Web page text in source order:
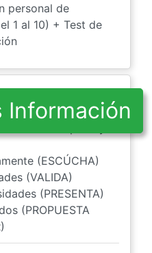
Información
personal de
1 al 10) + Test de
con empatía y
(ESCÚCHA)
(VALIDA)
(PRESENTA)
(PROPUESTA